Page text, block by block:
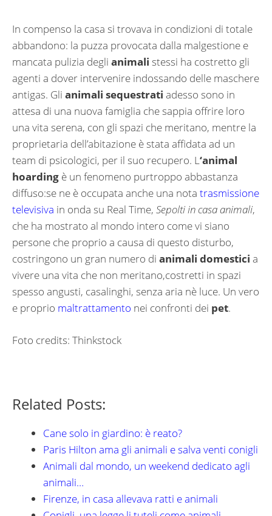
In compenso la casa si trovava in condizioni di totale
abbandono: la puzza provocata dalla malgestione e
mancata pulizia degli animali stessi ha costretto gli
agenti a dover intervenire indossando delle maschere
antigas. Gli animali sequestrati adesso sono in
attesa di una nuova famiglia che sappia offrire loro
una vita serena, con gli spazi che meritano, mentre la
proprietaria dell’abitazione è stata affidata ad un
team di psicologici, per il suo recupero. L‘animal
hoarding è un fenomeno purtroppo abbastanza
diffuso:se ne è occupata anche una nota trasmissione
televisiva in onda su Real Time, Sepolti in casa animali,
che ha mostrato al mondo intero come vi siano
persone che proprio a causa di questo disturbo,
costringono un gran numero di animali domestici a
vivere una vita che non meritano,costretti in spazi
spesso angusti, casalinghi, senza aria nè luce. Un vero
e proprio maltrattamento nei confronti dei pet.
Foto credits: Thinkstock
Related Posts:
Cane solo in giardino: è reato?
Paris Hilton ama gli animali e salva venti conigli
Animali dal mondo, un weekend dedicato agli
animali…
Firenze, in casa allevava ratti e animali